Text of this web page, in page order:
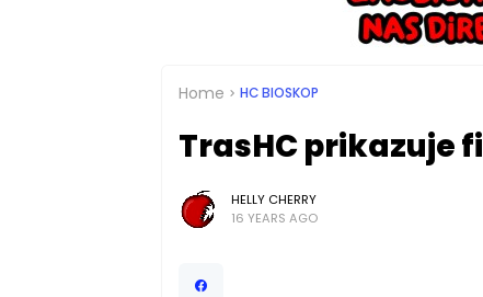
Home HC BIOSKOP
TrasHC prikazuje
HELLY CHERRY
16 YEARS AGO